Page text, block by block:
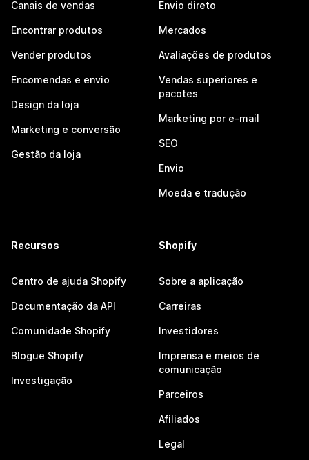
Canais de vendas
Encontrar produtos
Vender produtos
Encomendas e envio
Design da loja
Marketing e conversão
Gestão da loja
Envio direto
Mercados
Avaliações de produtos
Vendas superiores e
pacotes
Marketing por e-mail
SEO
Envio
Moeda e tradução
Recursos
Centro de ajuda Shopify
Documentação da API
Comunidade Shopify
Blogue Shopify
Investigação
Shopify
Sobre a aplicação
Carreiras
Investidores
Imprensa e meios de
comunicação
Parceiros
Afiliados
Legal